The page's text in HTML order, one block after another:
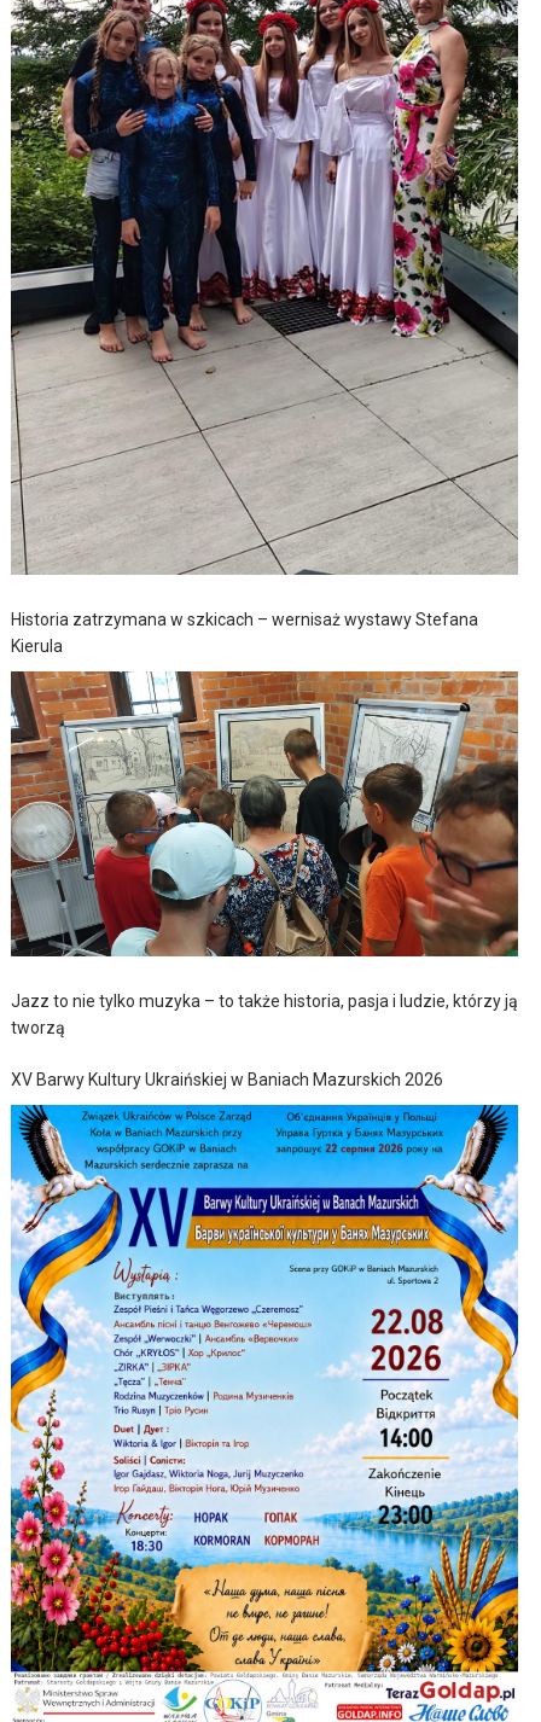
Historia zatrzymana w szkicach – wernisaż wystawy Stefana
Kierula
Jazz to nie tylko muzyka – to także historia, pasja i ludzie, którzy ją
tworzą
XV Barwy Kultury Ukraińskiej w Baniach Mazurskich 2026